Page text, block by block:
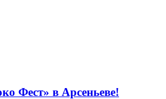
Фест» в Арсеньеве!